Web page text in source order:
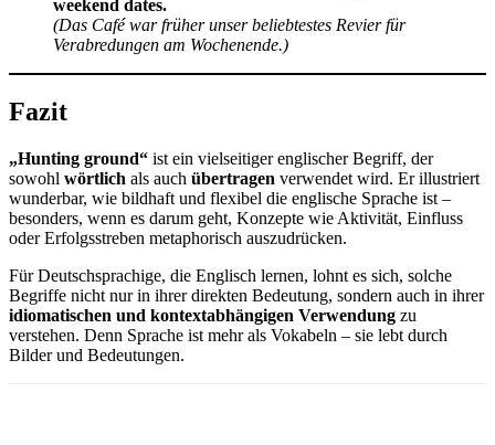
weekend dates.
(Das Café war früher unser beliebtestes Revier für
Verabredungen am Wochenende.)
Fazit
„Hunting ground“ ist ein vielseitiger englischer Begriff, der
sowohl wörtlich als auch übertragen verwendet wird. Er illustriert
wunderbar, wie bildhaft und flexibel die englische Sprache ist –
besonders, wenn es darum geht, Konzepte wie Aktivität, Einfluss
oder Erfolgsstreben metaphorisch auszudrücken.
Für Deutschsprachige, die Englisch lernen, lohnt es sich, solche
Begriffe nicht nur in ihrer direkten Bedeutung, sondern auch in ihrer
idiomatischen und kontextabhängigen Verwendung zu
verstehen. Denn Sprache ist mehr als Vokabeln – sie lebt durch
Bilder und Bedeutungen.